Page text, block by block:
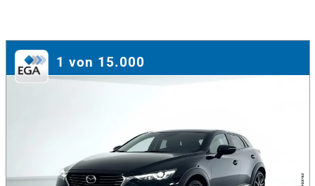
1 von 15.000